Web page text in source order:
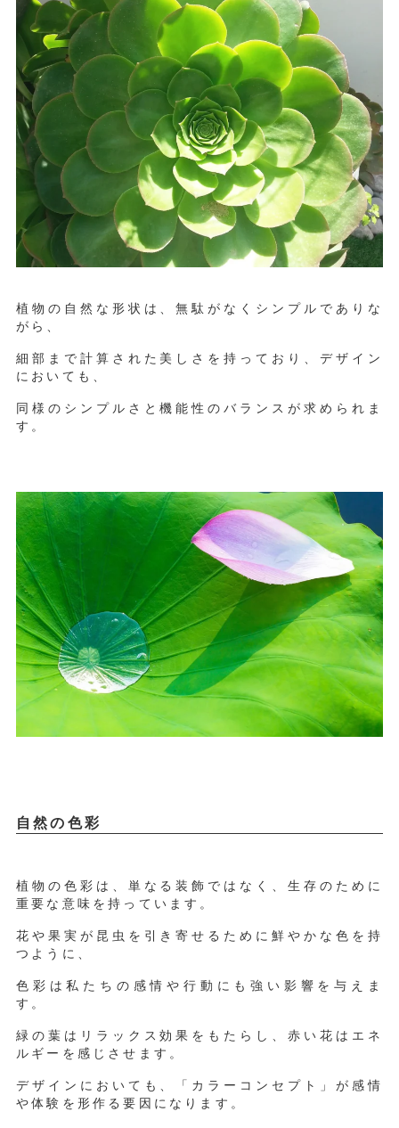
植物の自然な形状は、無駄がなくシンプルでありな
がら、
細部まで計算された美しさを持っており、デザイン
においても、
同様のシンプルさと機能性のバランスが求められま
す。
自然の色彩
植物の色彩は、単なる装飾ではなく、生存のために
重要な意味を持っています。
花や果実が昆虫を引き寄せるために鮮やかな色を持
つように、
色彩は私たちの感情や行動にも強い影響を与えま
す。
緑の葉はリラックス効果をもたらし、赤い花はエネ
ルギーを感じさせます。
デザインにおいても、「カラーコンセプト」が感情
や体験を形作る要因になります。